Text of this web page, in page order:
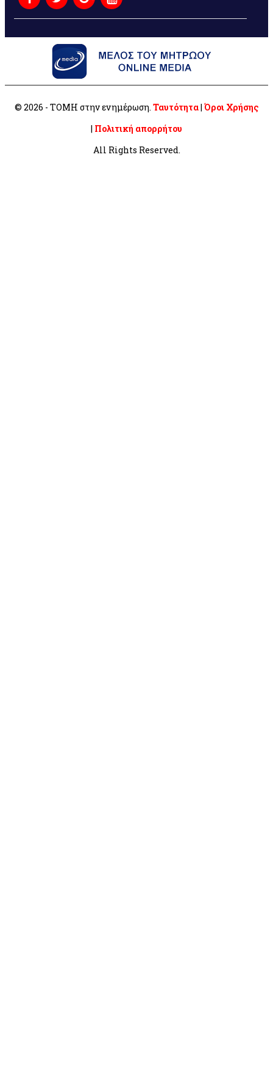
© 2026 - ΤΟΜΗ στην ενημέρωση. Ταυτότητα| Όροι Χρήσης
| Πολιτική απορρήτου
All Rights Reserved.